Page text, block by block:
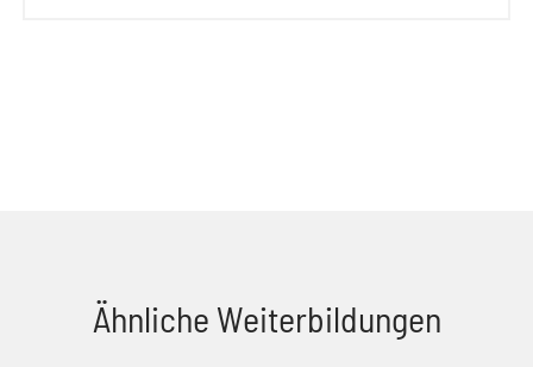
Ähnliche Weiterbildungen